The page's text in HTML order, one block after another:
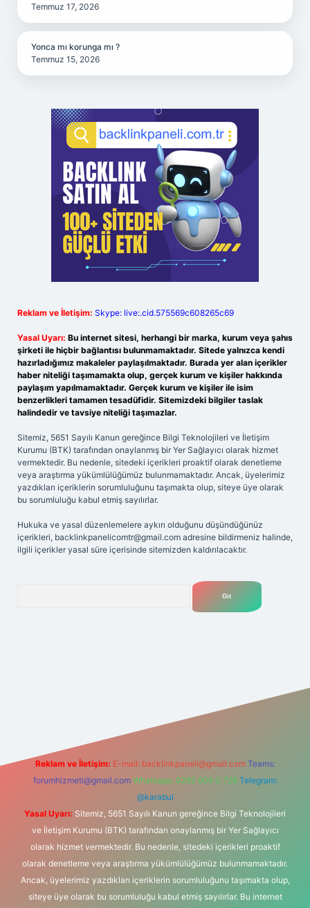
Temmuz 17, 2026
Yonca mı korunga mı ?
Temmuz 15, 2026
Reklam ve İletişim: Skype: live:.cid.575569c608265c69
Yasal Uyarı: Bu internet sitesi, herhangi bir marka, kurum veya şahıs
şirketi ile hiçbir bağlantısı bulunmamaktadır. Sitede yalnızca kendi
hazırladığımız makaleler paylaşılmaktadır. Burada yer alan içerikler
haber niteliği taşımamakta olup, gerçek kurum ve kişiler hakkında
paylaşım yapılmamaktadır. Gerçek kurum ve kişiler ile isim
benzerlikleri tamamen tesadüfidir. Sitemizdeki bilgiler taslak
halindedir ve tavsiye niteliği taşımazlar.
Sitemiz, 5651 Sayılı Kanun gereğince Bilgi Teknolojileri ve İletişim
Kurumu (BTK) tarafından onaylanmış bir Yer Sağlayıcı olarak hizmet
vermektedir. Bu nedenle, sitedeki içerikleri proaktif olarak denetleme
veya araştırma yükümlülüğümüz bulunmamaktadır. Ancak, üyelerimiz
yazdıkları içeriklerin sorumluluğunu taşımakta olup, siteye üye olarak
bu sorumluluğu kabul etmiş sayılırlar.
Hukuka ve yasal düzenlemelere aykırı olduğunu düşündüğünüz
içerikleri, backlinkpanelicomtr@gmail.com adresine bildirmeniz halinde,
ilgili içerikler yasal süre içerisinde sitemizden kaldırılacaktır.
Reklam ve İletişim: E-mail: backlinkpaneli@gmail.com Teams:
forumhizmeti@gmail.com Whatsapp: 0262 606 0 726 Telegram:
@karabul
Yasal Uyarı: Sitemiz, 5651 Sayılı Kanun gereğince Bilgi Teknolojileri
ve İletişim Kurumu (BTK) tarafından onaylanmış bir Yer Sağlayıcı
olarak hizmet vermektedir. Bu nedenle, sitedeki içerikleri proaktif
olarak denetleme veya araştırma yükümlülüğümüz bulunmamaktadır.
Ancak, üyelerimiz yazdıkları içeriklerin sorumluluğunu taşımakta olup,
siteye üye olarak bu sorumluluğu kabul etmiş sayılırlar. Bu internet